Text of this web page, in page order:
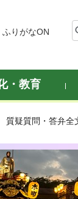
ふりがなON
・教育
疑質問・答弁全